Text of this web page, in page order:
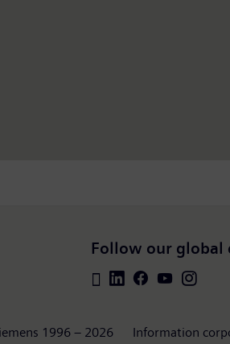
Follow our global
1996 – 2026 Information